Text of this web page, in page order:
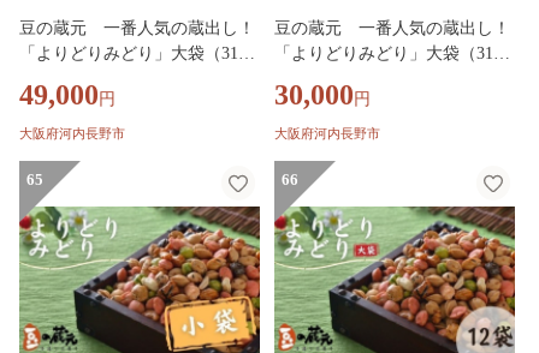
豆の蔵元 一番人気の蔵出し！
「よりどりみどり」大袋（310
子 せんべい 進物 お菓子 大容量
お豆 人気 おいしい おつまみ あ
料無料
49,000 円
大阪府河内長野市
豆の蔵元 一番人気の蔵出し！
「よりどりみどり」大袋（310
子 せんべい 進物 お菓子 大容量
お豆 人気 おいしい おつまみ あ
30,000 円
大阪府河内長野市
65 66